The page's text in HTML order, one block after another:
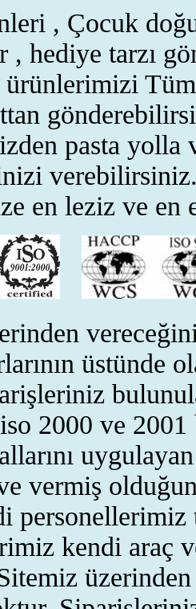
, Çocuk
, hediye tarzı
ürünlerimizi
pasta yolla
en leziz ve en
üstünde
2000 ve
vermiş
personellerimiz
kendi araç